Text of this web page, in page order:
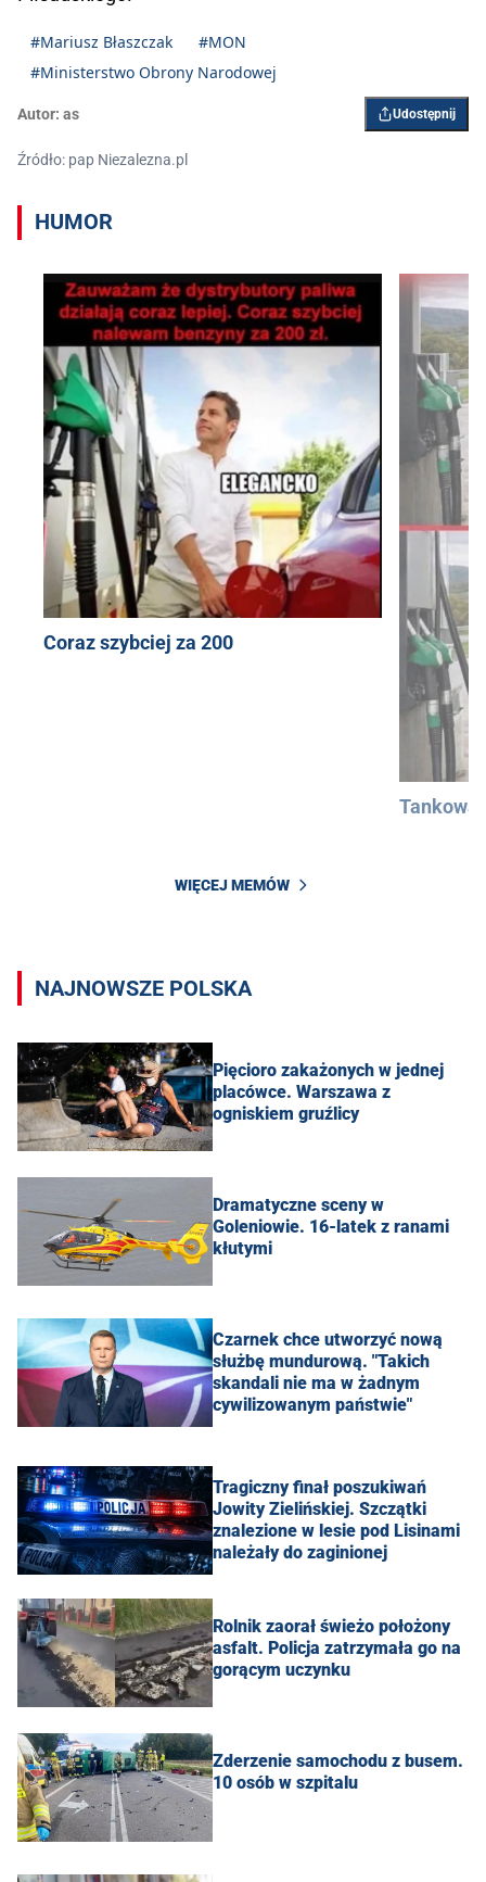
#Mariusz Błaszczak
#MON
#Ministerstwo Obrony Narodowej
Autor: as Udostępnij
Źródło: pap Niezalezna.pl
HUMOR
Coraz szybciej za 200
WIĘCEJ MEMÓW
NAJNOWSZE POLSKA
Pięcioro zakażonych w jednej
placówce. Warszawa z
ogniskiem gruźlicy
Dramatyczne sceny w
Goleniowie. 16-latek z ranami
kłutymi
Czarnek chce utworzyć nową
służbę mundurową. "Takich
skandali nie ma w żadnym
cywilizowanym państwie"
Tragiczny finał poszukiwań
Jowity Zielińskiej. Szczątki
znalezione w lesie pod Lisinami
należały do zaginionej
Rolnik zaorał świeżo położony
asfalt. Policja zatrzymała go na
gorącym uczynku
Zderzenie samochodu z busem.
10 osób w szpitalu